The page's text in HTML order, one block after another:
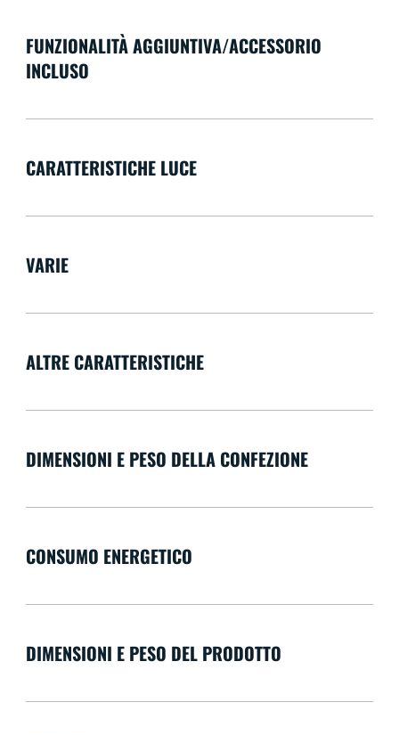
FUNZIONALITÀ AGGIUNTIVA/ACCESSORIO
INCLUSO
CARATTERISTICHE LUCE
VARIE
ALTRE CARATTERISTICHE
DIMENSIONI E PESO DELLA CONFEZIONE
CONSUMO ENERGETICO
DIMENSIONI E PESO DEL PRODOTTO